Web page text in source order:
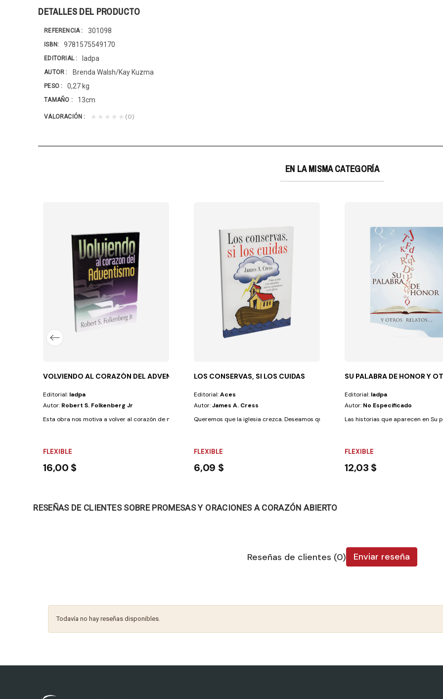
DETALLES DEL PRODUCTO
REFERENCIA 301098
ISBN 9781575549170
EDITORIAL Iadpa
AUTOR Brenda Walsh/Kay Kuzma
PESO 0,27 kg
TAMAÑO 13cm
VALORACIÓN ★★★★★ (0)
EN LA MISMA CATEGORÍA
se une a los numerosos y relevantes...
VOLVIENDO AL CORAZÓN DEL ADVENTISMO
Editorial: Iadpa
Autor: Robert S. Folkenberg Jr
Esta obra nos motiva a volver al corazón de nuestro mensaje: Jesucristo. Y a...
FLEXIBLE
16,00 $
LOS CONSERVAS, SI LOS CUIDAS
Editorial:Aces
Autor:James A. Cress
Queremos que la iglesia crezca. Deseamos que el reino de Dios se expanda. Pero...
FLEXIBLE
6,09 $
SU PALABRA DE HONOR Y
Editorial: Iadpa
Autor: No Especificado
Las historias que aparecen en Su
FLEXIBLE
12,03 $
RESEÑAS DE CLIENTES SOBRE PROMESAS Y ORACIONES A CORAZÓN ABIERTO
Reseñas de clientes (0) Enviar reseña
Todavía no hay reseñas disponibles.